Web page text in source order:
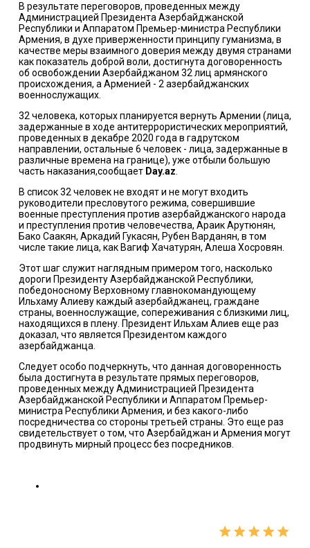
В результате переговоров, проведенных между
Администрацией Президента Азербайджанской
Республики и Аппаратом Премьер-министра Республики
Армения, в духе приверженности принципу гуманизма, в
качестве меры взаимного доверия между двумя странами
как показатель доброй воли, достигнута договоренность
об освобождении Азербайджаном 32 лиц армянского
происхождения, а Арменией - 2 азербайджанских
военнослужащих.
32 человека, которых планируется вернуть Армении (лица,
задержанные в ходе антитеррористических мероприятий,
проведенных в декабре 2020 года в гадрутском
направлении, остальные 6 человек - лица, задержанные в
различные времена на границе), уже отбыли большую
часть наказания,сообщает Day.az
В список 32 человек не входят и не могут входить
руководители пресловутого режима, совершившие
военные преступления против азербайджанского народа
и преступления против человечества, Араик Арутюнян,
Бако Саакян, Аркадий Гукасян, Рубен Варданян, в том
числе такие лица, как Вагиф Хачатурян, Алеша Хосровян.
Этот шаг служит наглядным примером того, насколько
дороги Президенту Азербайджанской Республики,
победоносному Верховному главнокомандующему
Ильхаму Алиеву каждый азербайджанец, граждане
страны, военнослужащие, сопереживания с близкими лиц,
находящихся в плену. Президент Ильхам Алиев еще раз
доказал, что является Президентом каждого
азербайджанца.
Следует особо подчеркнуть, что данная договоренность
была достигнута в результате прямых переговоров,
проведенных между Администрацией Президента
Азербайджанской Республики и Аппаратом Премьер-
министра Республики Армения, и без какого-либо
посредничества со стороны третьей страны. Это еще раз
свидетельствует о том, что Азербайджан и Армения могут
продвинуть мирный процесс без посредников.